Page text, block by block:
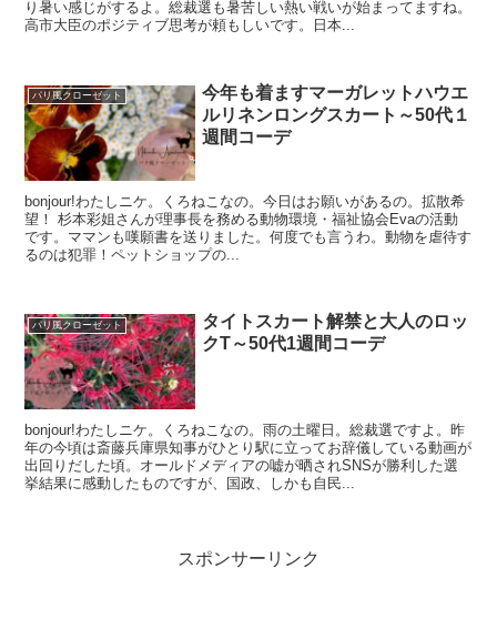
り暑い感じがするよ。総裁選も暑苦しい熱い戦いが始まってますね。
高市大臣のポジティブ思考が頼もしいです。日本...
パリ風クローゼット
今年も着ますマーガレットハウエ
ルリネンロングスカート～50代１
週間コーデ
bonjour!わたしニケ。くろねこなの。今日はお願いがあるの。拡散希
望！ 杉本彩姐さんが理事長を務める動物環境・福祉協会Evaの活動
です。ママンも嘆願書を送りました。何度でも言うわ。動物を虐待す
るのは犯罪！ペットショップの...
パリ風クローゼット
タイトスカート解禁と大人のロッ
クT～50代1週間コーデ
bonjour!わたしニケ。くろねこなの。雨の土曜日。総裁選ですよ。昨
年の今頃は斎藤兵庫県知事がひとり駅に立ってお辞儀している動画が
出回りだした頃。オールドメディアの嘘が晒されSNSが勝利した選
挙結果に感動したものですが、国政、しかも自民...
スポンサーリンク